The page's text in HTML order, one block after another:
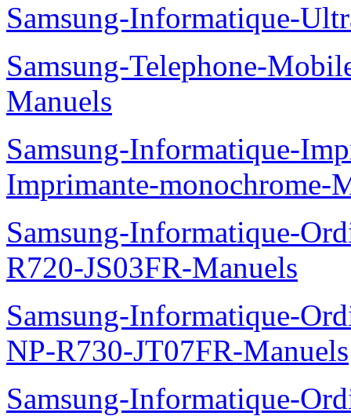
Samsung-Informatique-
Samsung-Telephone-
Manuels
Samsung-Informatique-
Imprimante-monochrome-
Samsung-Informatique-
R720-JS03FR-Manuels
Samsung-Informatique-
NP-R730-JT07FR-Manuels
Samsung-Informatique-